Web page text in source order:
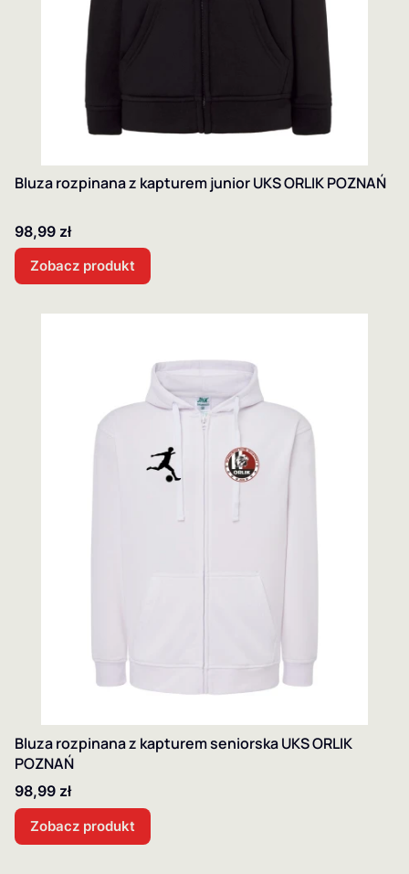
Bluza rozpinana z kapturem junior UKS ORLIK POZNAŃ
Cena
98,99 zł
Zobacz produkt
Bluza rozpinana z kapturem seniorska UKS ORLIK
POZNAŃ
Cena
98,99 zł
Zobacz produkt